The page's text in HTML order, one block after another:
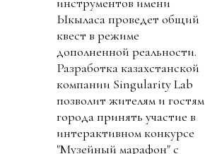
Ыкыласа проведет общий
квест в режиме
дополненной реальности.
Разработка казахстанской
компании Singularity Lab
позволит жителям и гостям
города принять участие в
интерактивном конкурсе
"Музейный марафон" с